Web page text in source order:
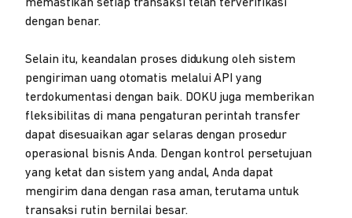
memastikan setiap transaksi telah terverifikasi
dengan benar.
Selain itu, keandalan proses didukung oleh sistem
pengiriman uang otomatis melalui API yang
terdokumentasi dengan baik. DOKU juga memberikan
fleksibilitas di mana pengaturan perintah transfer
dapat disesuaikan agar selaras dengan prosedur
operasional bisnis Anda. Dengan kontrol persetujuan
yang ketat dan sistem yang andal, Anda dapat
mengirim dana dengan rasa aman, terutama untuk
transaksi rutin bernilai besar.